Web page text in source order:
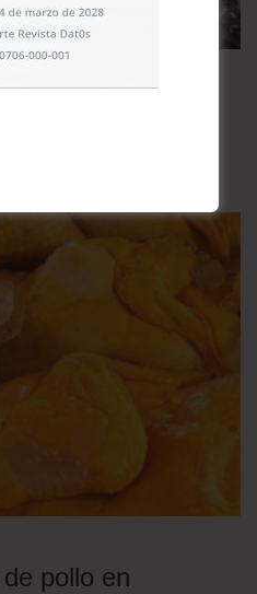
la guerra entre
pollo en